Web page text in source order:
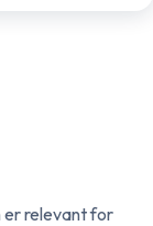
er relevant for